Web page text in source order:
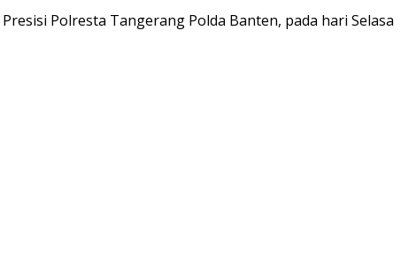
Polresta Tangerang Polda Banten, pada hari Selasa